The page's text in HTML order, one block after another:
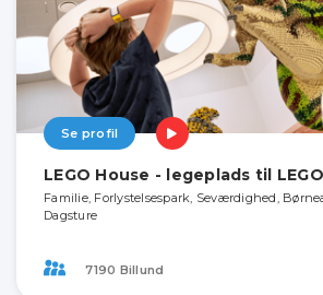
Se profil
LEGO House - legeplads til
Familie, Forlystelsespark, Seværdighed,
Dagsture
7190 Billund